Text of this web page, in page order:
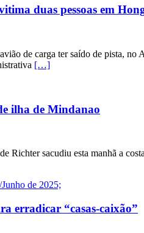
duas pessoas em
de carga ter saído de pista,
[…]
ilha de Mindanao
Richter sacudiu esta manhã a
erradicar “casas-caixão”